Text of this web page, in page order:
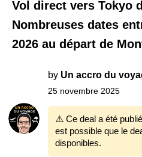
Vol direct vers Tokyo
Nombreuses dates
2026 au départ de
by Un accro du
25 novembre 2025
⚠️ Ce deal a été
est possible que le
disponibles.